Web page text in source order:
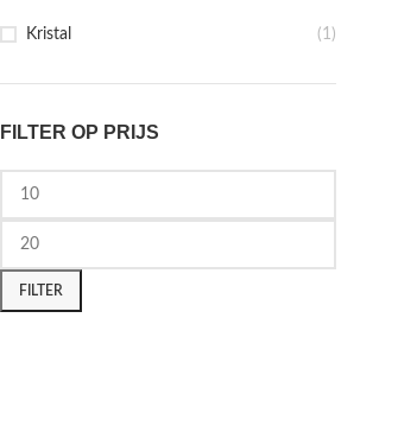
Kristal (1)
FILTER OP PRIJS
FILTER